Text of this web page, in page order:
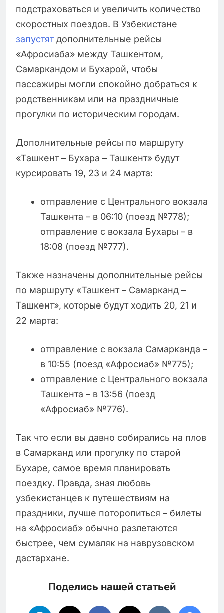
подстраховаться и увеличить количество
скоростных поездов. В Узбекистане
запустятдополнительные рейсы
«Афросиаба» между Ташкентом,
Самаркандом и Бухарой, чтобы
пассажиры могли спокойно добраться к
родственникам или на праздничные
прогулки по историческим городам.
Дополнительные рейсы по маршруту
«Ташкент – Бухара – Ташкент» будут
курсировать 19, 23 и 24 марта:
отправление с Центрального вокзала
Ташкента – в 06:10 (поезд №778);
отправление с вокзала Бухары – в
18:08 (поезд №777).
Также назначены дополнительные рейсы
по маршруту «Ташкент – Самарканд –
Ташкент», которые будут ходить 20, 21 и
22 марта:
отправление с вокзала Самарканда –
в 10:55 (поезд «Афросиаб» №775);
отправление с Центрального вокзала
Ташкента – в 13:56 (поезд
«Афросиаб» №776).
Так что если вы давно собирались на плов
в Самарканд или прогулку по старой
Бухаре, самое время планировать
поездку. Правда, зная любовь
узбекистанцев к путешествиям на
праздники, лучше поторопиться – билеты
на «Афросиаб» обычно разлетаются
быстрее, чем сумаляк на наврузовском
дастархане.
Поделись нашей статьей